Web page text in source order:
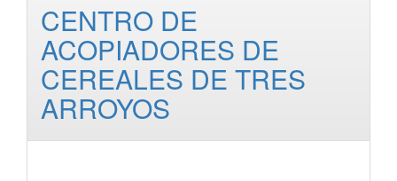
CENTRO DE
ACOPIADORES DE
CEREALES DE TRES
ARROYOS